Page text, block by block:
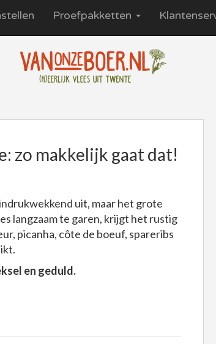
Proefpakketten
zo makkelijk gaat dat!
uit, maar het grote
langzaam te garen, krijgt het rustig
picanha, côte de boeuf, spareribs
en geduld.